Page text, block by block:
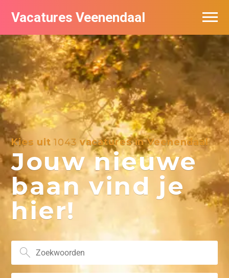
Vacatures Veenendaal
Kies uit1043 vacatures in Veenendaal
Jouw nieuwe
baan vind je
hier!
Vacatures per bedrijf in Veendaal